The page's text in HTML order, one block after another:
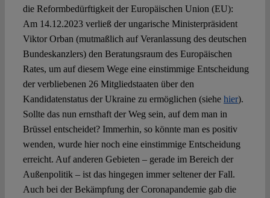
Spotlight
die Reformbedürftigkeit der Europäischen Union (EU):
Am 14.12.2023 verließ der ungarische Ministerpräsident
Viktor Orban (mutmaßlich auf Veranlassung des deutschen
Bundeskanzlers) den Beratungsraum des Europäischen
Rates, um auf diesem Wege eine einstimmige Entscheidung
der verbliebenen 26 Mitgliedstaaten über den
Kandidatenstatus der Ukraine zu ermöglichen (siehe hier).
Sollte das nun ernsthaft der Weg sein, auf dem man in
Brüssel entscheidet? Immerhin, so könnte man es positiv
wenden, wurde hier noch eine einstimmige Entscheidung
erreicht. Auf anderen Gebieten – gerade im Bereich der
Außenpolitik – ist das hingegen immer seltener der Fall.
Auch bei der Bekämpfung der Coronapandemie gab die